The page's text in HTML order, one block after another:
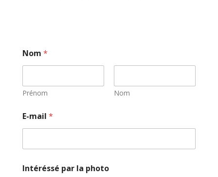
h
o
o
m
s
s
a
e
u
Nom *
Prénom Nom
E-mail *
Intéréssé par la photo